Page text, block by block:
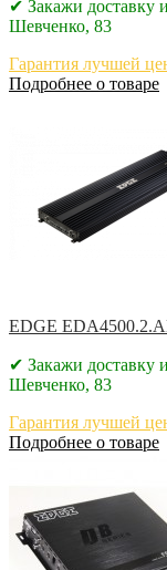
✔ Закажи доставку
Шевченко, 83
Гарантия лучшей
Подробнее о товаре
EDGE
✔ Закажи доставку
Шевченко, 83
Гарантия лучшей
Подробнее о товаре